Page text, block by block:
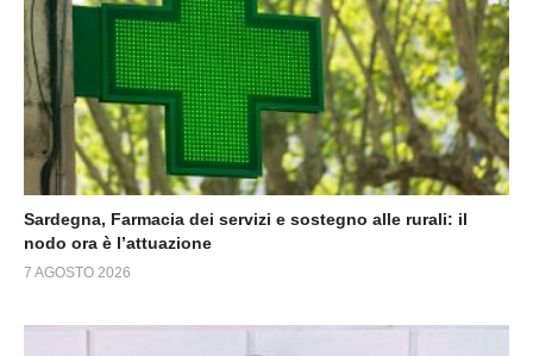
Sardegna, Farmacia dei servizi e sostegno alle rurali: il
nodo ora è l’attuazione
7 AGOSTO 2026